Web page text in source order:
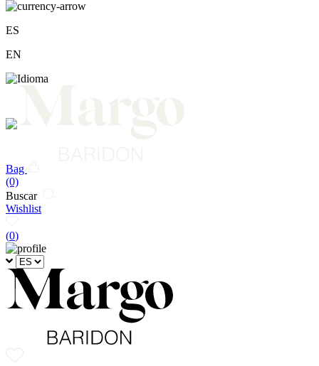
ES
EN
Bag
(0)
Buscar
Wishlist
(0)